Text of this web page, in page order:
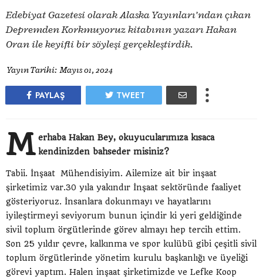
Edebiyat Gazetesi olarak Alaska Yayınları’ndan çıkan
Depremden Korkmuyoruz kitabının yazarı Hakan
Oran ile keyifli bir söyleşi gerçekleştirdik.
Yayın Tarihi: Mayıs 01, 2024
PAYLAŞ TWEET
M erhaba Hakan Bey, okuyucularımıza kısaca
kendinizden bahseder misiniz?
Tabii. İnşaat Mühendisiyim. Ailemize ait bir inşaat
şirketimiz var.30 yıla yakındır İnşaat sektöründe faaliyet
gösteriyoruz. İnsanlara dokunmayı ve hayatlarını
iyileştirmeyi seviyorum bunun içindir ki yeri geldiğinde
sivil toplum örgütlerinde görev almayı hep tercih ettim.
Son 25 yıldır çevre, kalkınma ve spor kulübü gibi çeşitli sivil
toplum örgütlerinde yönetim kurulu başkanlığı ve üyeliği
görevi yaptım. Halen inşaat şirketimizde ve Lefke Koop